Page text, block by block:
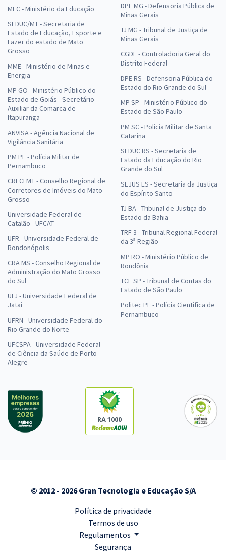
MEC - Ministério da Educação
SEDUC/MT - Secretaria de
Estado de Educação, Esporte e
Lazer do estado de Mato
Grosso
MME - Ministério de Minas e
Energia
MP GO - Ministério Público do
Estado de Goiás - Secretário
Auxiliar da Comarca de
Itapuranga
ANVISA - Agência Nacional de
Vigilância Sanitária
PM PE - Polícia Militar de
Pernambuco
CRECI MT - Conselho Regional de
Corretores de Imóveis do Mato
Grosso
Universidade Federal de
Catalão - UFCAT
UFR - Universidade Federal de
Rondonópolis
CRA MS - Conselho Regional de
Administração do Mato Grosso
do Sul
UFJ - Universidade Federal de
Jataí
UFRN - Universidade Federal do
Rio Grande do Norte
UFCSPA - Universidade Federal
de Ciência da Saúde de Porto
Alegre
DPE MG - Defensoria Pública de
Minas Gerais
TJ MG - Tribunal de Justiça de
Minas Gerais
CGDF - Controladoria Geral do
Distrito Federal
DPE RS - Defensoria Pública do
Estado do Rio Grande do Sul
MP SP - Ministério Público do
Estado de São Paulo
PM SC - Polícia Militar de Santa
Catarina
SEDUC RS - Secretaria de
Estado da Educação do Rio
Grande do Sul
SEJUS ES - Secretaria da Justiça
do Espírito Santo
TJ BA - Tribunal de Justiça do
Estado da Bahia
TRF 3 - Tribunal Regional Federal
da 3ª Região
MP RO - Ministério Público de
Rondônia
TCE SP - Tribunal de Contas do
Estado de São Paulo
Politec PE - Polícia Científica de
Pernambuco
RA 1000
© 2012 - 2026 Gran Tecnologia e Educação S/A
Política de privacidade
Termos de uso
Regulamentos
Segurança